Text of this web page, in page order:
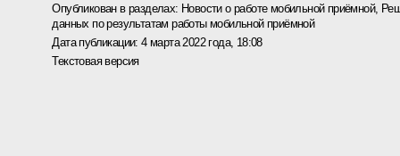
Опубликован в разделах: Новости о работе мобильной приёмной,
данных по результатам работы мобильной приёмной
Дата публикации:4 марта 2022 года, 18:08
Текстовая версия